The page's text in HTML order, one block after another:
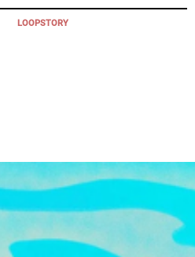
LOOPSTORY